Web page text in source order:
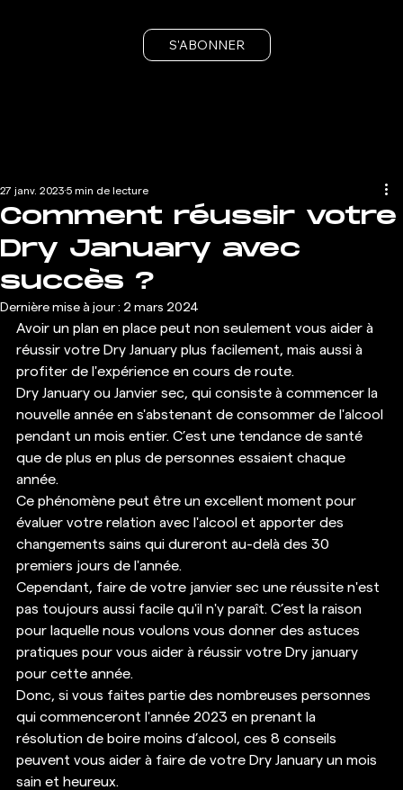
S'ABONNER
Comment réussir votre
Dry January avec
succès ?
27 janv. 2023 5 min de lecture
Dernière mise à jour : 2 mars 2024
Avoir un plan en place peut non seulement vous aider à
réussir votre Dry January plus facilement, mais aussi à
profiter de l'expérience en cours de route.
Dry January ou Janvier sec, qui consiste à commencer la
nouvelle année en s'abstenant de consommer de l'alcool
pendant un mois entier. C’est une tendance de santé
que de plus en plus de personnes essaient chaque
année.
Ce phénomène peut être un excellent moment pour
évaluer votre relation avec l'alcool et apporter des
changements sains qui dureront au-delà des 30
premiers jours de l'année.
Cependant, faire de votre janvier sec une réussite n'est
pas toujours aussi facile qu'il n'y paraît. C’est la raison
pour laquelle nous voulons vous donner des astuces
pratiques pour vous aider à réussir votre Dry january
pour cette année.
Donc, si vous faites partie des nombreuses personnes
qui commenceront l'année 2023 en prenant la
résolution de boire moins d’alcool, ces 8 conseils
peuvent vous aider à faire de votre Dry January un mois
sain et heureux.